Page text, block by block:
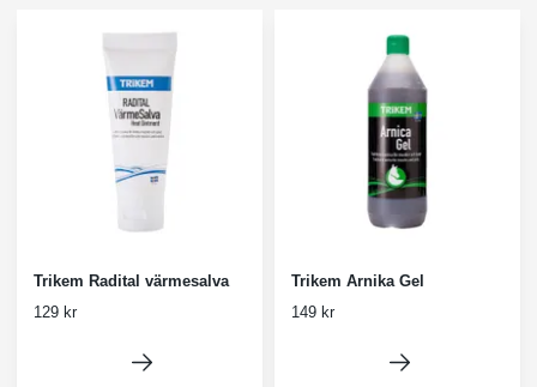
Trikem Radital värmesalva
129 kr
Trikem Arnika Gel
149 kr